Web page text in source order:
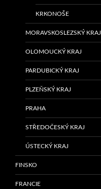
KRKONOŠE
MORAVSKOSLEZSKÝ KRAJ
OLOMOUCKÝ KRAJ
PARDUBICKÝ KRAJ
PLZEŇSKÝ KRAJ
PRAHA
STŘEDOČESKÝ KRAJ
ÚSTECKÝ KRAJ
FINSKO
FRANCIE